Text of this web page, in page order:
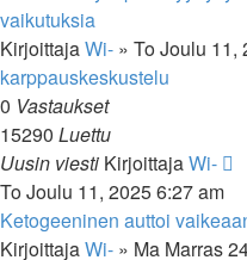
vaikutuksia
KirjoittajaWi- » To Joulu 11,
karppauskeskustelu
0 Vastaukset
15290 Luettu
Uusin viesti KirjoittajaWi-
To Joulu 11, 2025 6:27 am
Ketogeeninen auttoi
KirjoittajaWi- » Ma Marras